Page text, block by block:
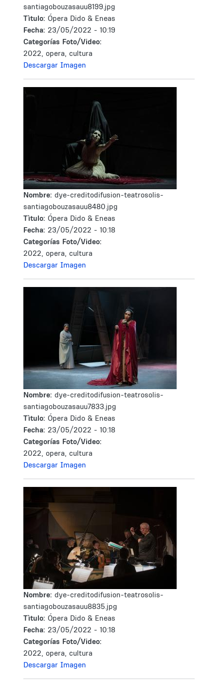
santiagobouzasauu8199.jpg
Tìtulo: Ópera Dido & Eneas
Fecha: 23/05/2022 - 10:19
Categorías Foto/Video:
2022, opera, cultura
Descargar Imagen
Nombre: dye-creditodifusion-teatrosolis-
santiagobouzasauu8480.jpg
Tìtulo: Ópera Dido & Eneas
Fecha: 23/05/2022 - 10:18
Categorías Foto/Video:
2022, opera, cultura
Descargar Imagen
Nombre: dye-creditodifusion-teatrosolis-
santiagobouzasauu7833.jpg
Tìtulo: Ópera Dido & Eneas
Fecha: 23/05/2022 - 10:18
Categorías Foto/Video:
2022, opera, cultura
Descargar Imagen
Nombre: dye-creditodifusion-teatrosolis-
santiagobouzasauu8835.jpg
Tìtulo: Ópera Dido & Eneas
Fecha: 23/05/2022 - 10:18
Categorías Foto/Video:
2022, opera, cultura
Descargar Imagen